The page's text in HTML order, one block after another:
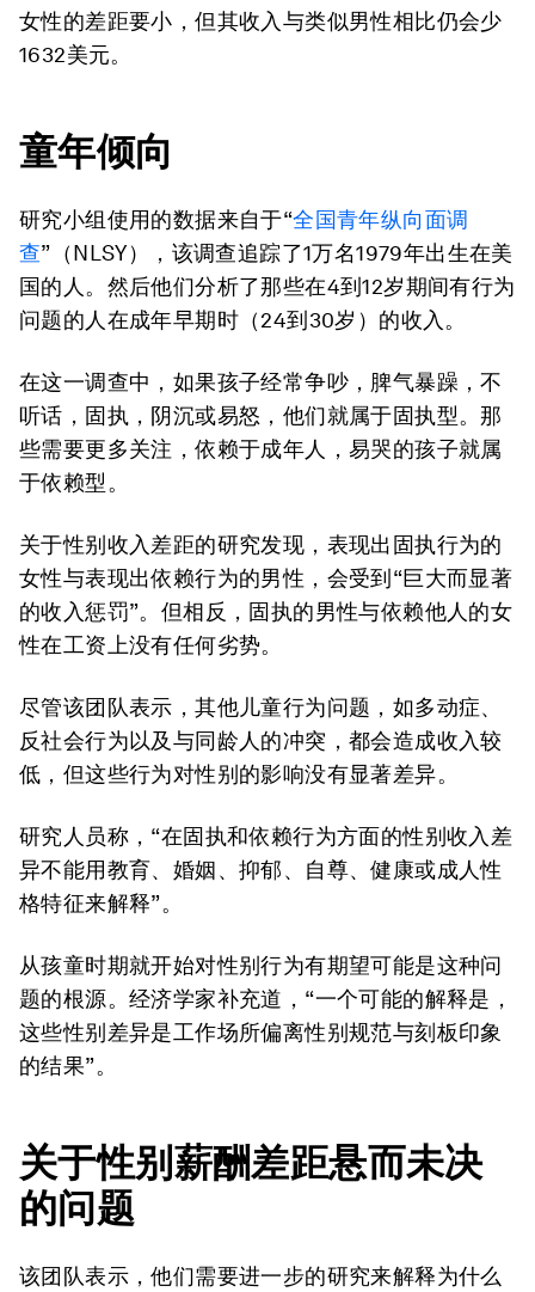
女性的差距要小，但其收入与类似男性相比仍会少
1632美元。
童年倾向
研究小组使用的数据来自于“全国青年纵向面调
查”（NLSY），该调查追踪了1万名1979年出生在美
国的人。然后他们分析了那些在4到12岁期间有行为
问题的人在成年早期时（24到30岁）的收入。
在这一调查中，如果孩子经常争吵，脾气暴躁，不
听话，固执，阴沉或易怒，他们就属于固执型。那
些需要更多关注，依赖于成年人，易哭的孩子就属
于依赖型。
关于性别收入差距的研究发现，表现出固执行为的
女性与表现出依赖行为的男性，会受到“巨大而显著
的收入惩罚”。但相反，固执的男性与依赖他人的女
性在工资上没有任何劣势。
尽管该团队表示，其他儿童行为问题，如多动症、
反社会行为以及与同龄人的冲突，都会造成收入较
低，但这些行为对性别的影响没有显著差异。
研究人员称，“在固执和依赖行为方面的性别收入差
异不能用教育、婚姻、抑郁、自尊、健康或成人性
格特征来解释”。
从孩童时期就开始对性别行为有期望可能是这种问
题的根源。经济学家补充道，“一个可能的解释是，
这些性别差异是工作场所偏离性别规范与刻板印象
的结果”。
关于性别薪酬差距悬而未决
的问题
该团队表示，他们需要进一步的研究来解释为什么